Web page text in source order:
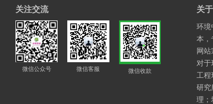
关注交流
微信公众号 微信客服 微信收款
关
环境
本，
网站
对于
工
研究
理；